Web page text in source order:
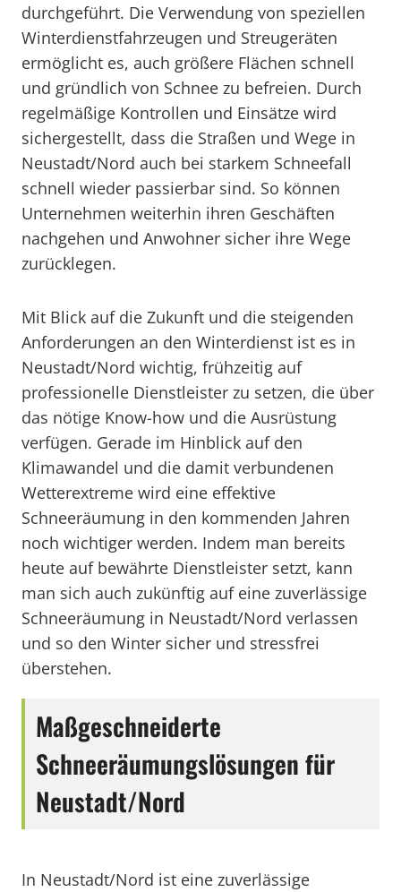
durchgeführt. Die Verwendung von speziellen
Winterdienstfahrzeugen und Streugeräten
ermöglicht es, auch größere Flächen schnell
und gründlich von Schnee zu befreien. Durch
regelmäßige Kontrollen und Einsätze wird
sichergestellt, dass die Straßen und Wege in
Neustadt/Nord auch bei starkem Schneefall
schnell wieder passierbar sind. So können
Unternehmen weiterhin ihren Geschäften
nachgehen und Anwohner sicher ihre Wege
zurücklegen.
Mit Blick auf die Zukunft und die steigenden
Anforderungen an den Winterdienst ist es in
Neustadt/Nord wichtig, frühzeitig auf
professionelle Dienstleister zu setzen, die über
das nötige Know-how und die Ausrüstung
verfügen. Gerade im Hinblick auf den
Klimawandel und die damit verbundenen
Wetterextreme wird eine effektive
Schneeräumung in den kommenden Jahren
noch wichtiger werden. Indem man bereits
heute auf bewährte Dienstleister setzt, kann
man sich auch zukünftig auf eine zuverlässige
Schneeräumung in Neustadt/Nord verlassen
und so den Winter sicher und stressfrei
überstehen.
Maßgeschneiderte
Schneeräumungslösungen für
Neustadt/Nord
In Neustadt/Nord ist eine zuverlässige